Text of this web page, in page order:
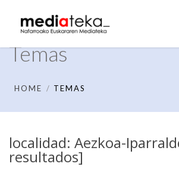
Temas
HOME TEMAS
localidad: Aezkoa-
resultados]